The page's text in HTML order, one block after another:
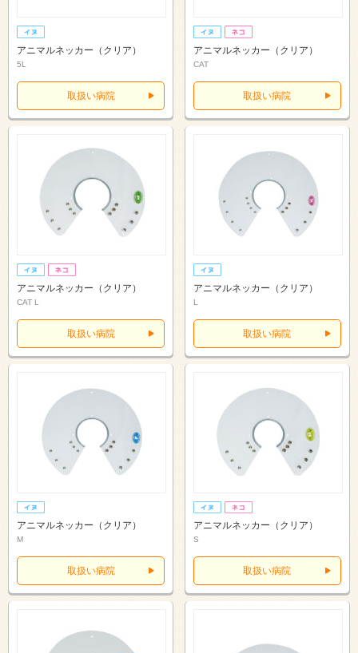
アニマルネッカー（クリア）
5L
取扱い病院
アニマルネッカー（クリア）
CAT
取扱い病院
アニマルネッカー（クリア）
CAT L
取扱い病院
アニマルネッカー（クリア）
L
取扱い病院
アニマルネッカー（クリア）
M
取扱い病院
アニマルネッカー（クリア）
S
取扱い病院